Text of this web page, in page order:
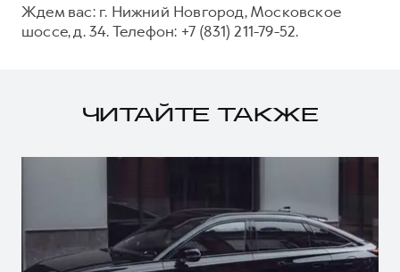
Ждем вас: г. Нижний Новгород, Московское
шоссе, д. 34. Телефон: +7 (831) 211-79-52.
ЧИТАЙТЕ ТАКЖЕ